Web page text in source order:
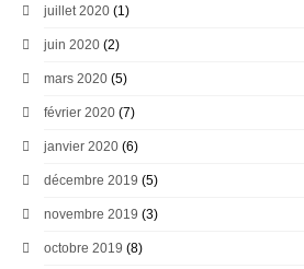
juillet 2020 (1)
juin 2020 (2)
mars 2020 (5)
février 2020 (7)
janvier 2020 (6)
décembre 2019 (5)
novembre 2019 (3)
octobre 2019 (8)